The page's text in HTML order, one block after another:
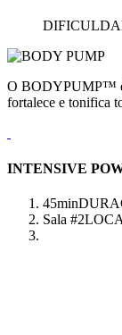
O BODYPUMP™ é
fortalece e tonifica
INTENSIVE
45min
Sala #2